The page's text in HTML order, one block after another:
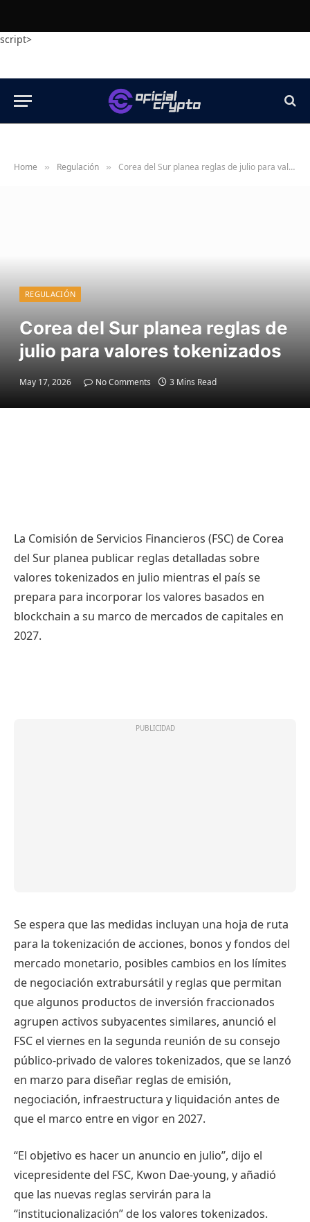
script>
Home » Regulación » Corea del Sur planea reglas de julio para valores tokenizados
REGULACIÓN
Corea del Sur planea reglas de
julio para valores tokenizados
May 17, 2026 No Comments 3 Mins Read
La Comisión de Servicios Financieros (FSC) de Corea
del Sur planea publicar reglas detalladas sobre
valores tokenizados en julio mientras el país se
prepara para incorporar los valores basados ​​en
blockchain a su marco de mercados de capitales en
2027.
Se espera que las medidas incluyan una hoja de ruta
para la tokenización de acciones, bonos y fondos del
mercado monetario, posibles cambios en los límites
de negociación extrabursátil y reglas que permitan
que algunos productos de inversión fraccionados
agrupen activos subyacentes similares, anunció el
FSC el viernes en la segunda reunión de su consejo
público-privado de valores tokenizados, que se lanzó
en marzo para diseñar reglas de emisión,
negociación, infraestructura y liquidación antes de
que el marco entre en vigor en 2027.
“El objetivo es hacer un anuncio en julio”, dijo el
vicepresidente del FSC, Kwon Dae-young, y añadió
que las nuevas reglas servirán para la
“institucionalización” de los valores tokenizados.